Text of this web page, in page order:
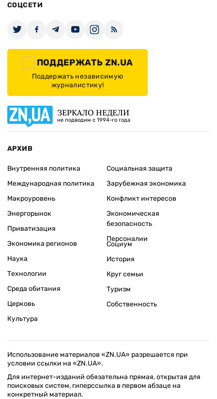
СОЦСЕТИ
ПОДДЕРЖАТЬ ZN.UA
Поддержать независимую
журналистику!
ЗЕРКАЛО НЕДЕЛИ
не подводим с 1994-го года
АРХИВ
Внутренняя политика
Международная политика
Макроуровень
Энергорынок
Приватизация
Экономика регионов
Социальная защита
Зарубежная экономика
Конфликт интересов
Экономическая
безопасность
Персоналии
Наука
Технологии
Среда обитания
Церковь
Культура
Социум
История
Круг семьи
Туризм
Собственность
Использование материалов «ZN.UA» разрешается при
условии ссылки на «ZN.UA».
Для интернет-изданий обязательна прямая, открытая для
поисковых систем, гиперссылка в первом абзаце на
конкретный материал.